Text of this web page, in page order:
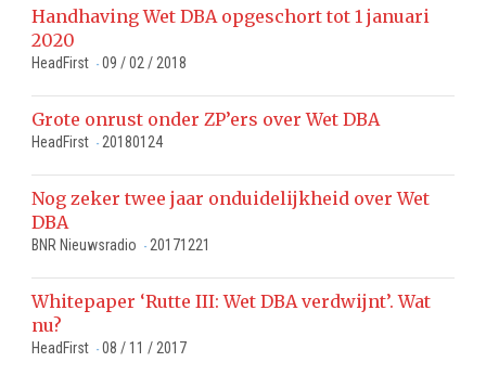
Handhaving Wet DBA opgeschort tot 1 januari
2020
HeadFirst - 09 / 02 / 2018
Grote onrust onder ZP’ers over Wet DBA
HeadFirst - 20180124
Nog zeker twee jaar onduidelijkheid over Wet
DBA
BNR Nieuwsradio - 20171221
Whitepaper ‘Rutte III: Wet DBA verdwijnt’. Wat
nu?
HeadFirst - 08 / 11 / 2017